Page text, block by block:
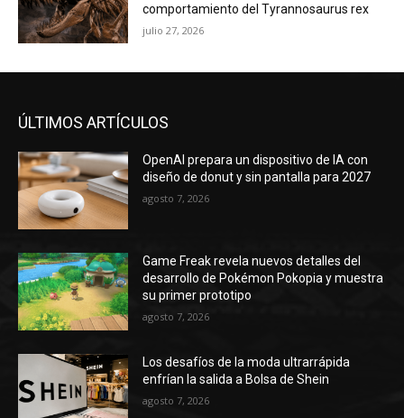
comportamiento del Tyrannosaurus rex
julio 27, 2026
ÚLTIMOS ARTÍCULOS
OpenAI prepara un dispositivo de IA con
diseño de donut y sin pantalla para 2027
agosto 7, 2026
Game Freak revela nuevos detalles del
desarrollo de Pokémon Pokopia y muestra
su primer prototipo
agosto 7, 2026
Los desafíos de la moda ultrarrápida
enfrían la salida a Bolsa de Shein
agosto 7, 2026